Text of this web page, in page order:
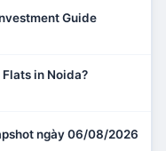
Guide
Flats in Noida?
ngày 06/08/2026